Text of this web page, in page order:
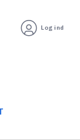
Log ind